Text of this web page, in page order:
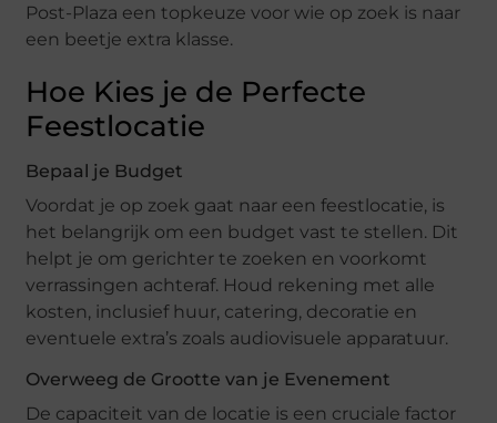
Post-Plaza een topkeuze voor wie op zoek is naar
een beetje extra klasse.
Hoe Kies je de Perfecte
Feestlocatie
Bepaal je Budget
Voordat je op zoek gaat naar een feestlocatie, is
het belangrijk om een budget vast te stellen. Dit
helpt je om gerichter te zoeken en voorkomt
verrassingen achteraf. Houd rekening met alle
kosten, inclusief huur, catering, decoratie en
eventuele extra’s zoals audiovisuele apparatuur.
Overweeg de Grootte van je Evenement
De capaciteit van de locatie is een cruciale factor